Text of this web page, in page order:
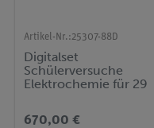
Artikel-Nr.:25307-88D
Digitalset
Schülerversuche
Elektrochemie für 29
advanced Chemie ECH
670,00 €